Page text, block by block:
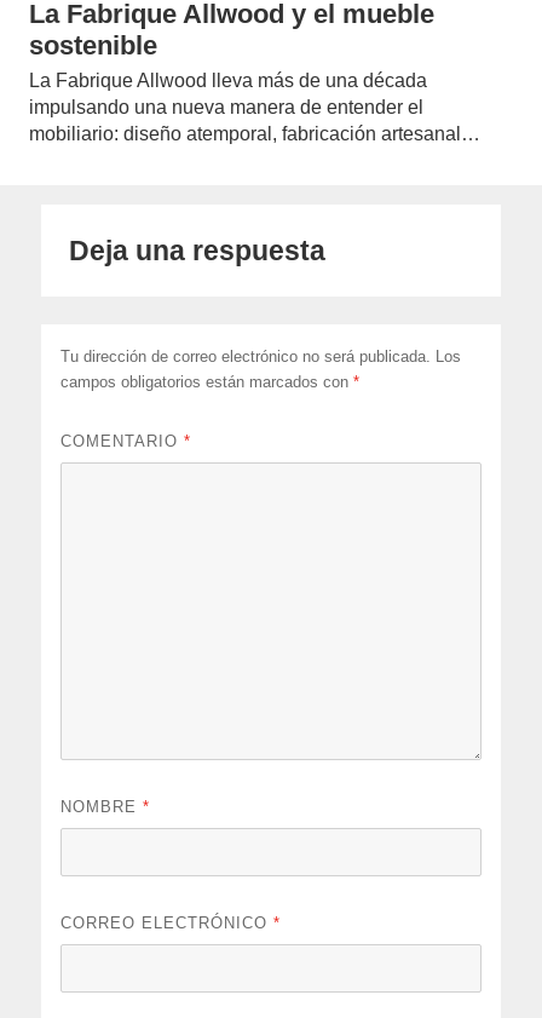
La Fabrique Allwood y el mueble
sostenible
La Fabrique Allwood lleva más de una década
impulsando una nueva manera de entender el
mobiliario: diseño atemporal, fabricación artesanal…
Deja una respuesta
Tu dirección de correo electrónico no será publicada. Los
campos obligatorios están marcados con*
COMENTARIO*
NOMBRE*
CORREO ELECTRÓNICO*